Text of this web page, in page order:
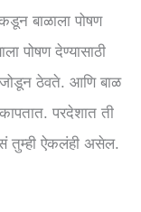
बाळाला पोषण
पोषण देण्यासाठी
ठेवते. आणि बाळ
परदेशात ती
तुम्ही ऐकलंही असेल.